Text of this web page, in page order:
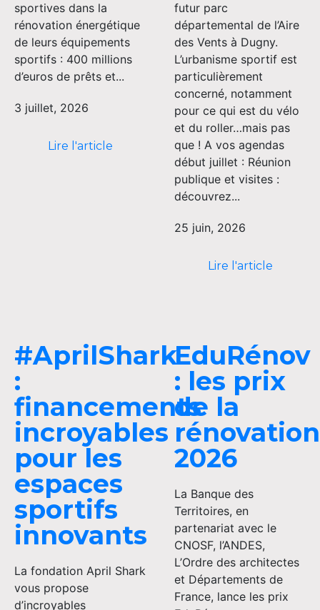
sportives dans la
rénovation énergétique
de leurs équipements
sportifs : 400 millions
d’euros de prêts et...
3 juillet, 2026
Lire l'article
futur parc
départemental de l’Aire
des Vents à Dugny.
L’urbanisme sportif est
particulièrement
concerné, notamment
pour ce qui est du vélo
et du roller…mais pas
que ! A vos agendas
début juillet : Réunion
publique et visites :
découvrez...
25 juin, 2026
Lire l'article
#AprilShark
:
financements
incroyables
pour les
espaces
sportifs
innovants
La fondation April Shark
vous propose
d’incroyables
EduRénov
: les prix
de la
rénovation
2026
La Banque des
Territoires, en
partenariat avec le
CNOSF, l’ANDES,
L’Ordre des architectes
et Départements de
France, lance les prix